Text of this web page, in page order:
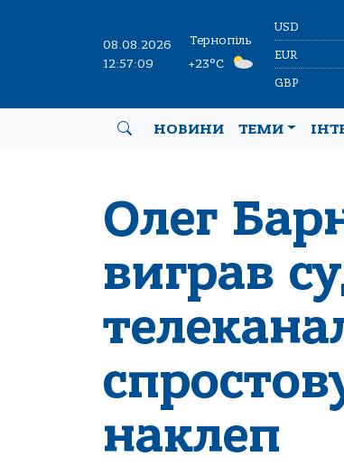
08.08.2026
12:57:10
Тернопіль
+23°C
USD
EUR
GBP
НОВИНИ ТЕМИ
Олег
виграв
наклеп